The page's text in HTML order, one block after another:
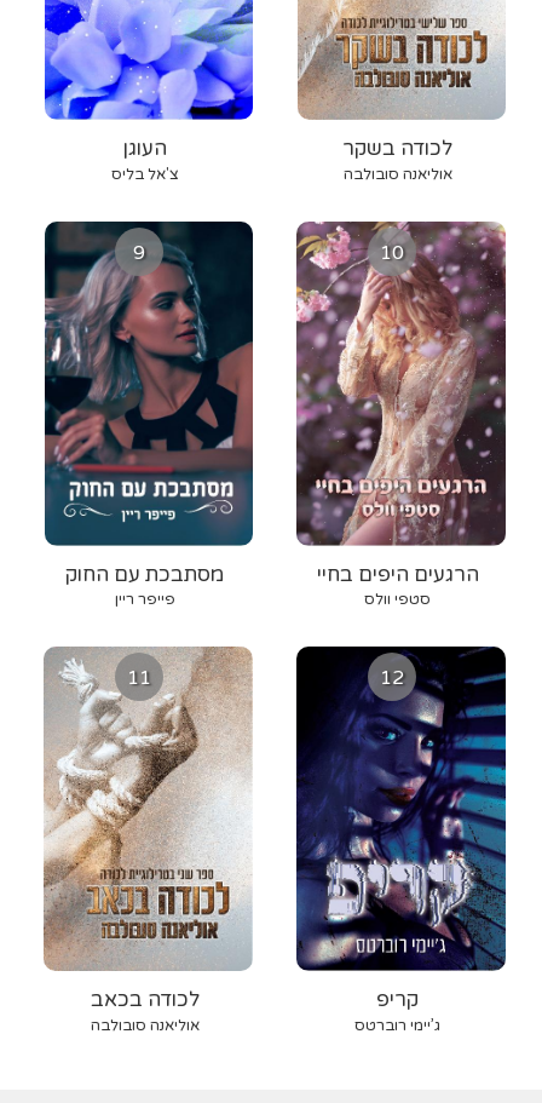
העוגן
צ'אל בליס
לכודה בשקר
אוליאנה סובולבה
9
מסתבכת עם החוק
פייפר ריין
10
הרגעים היפים בחיי
סטפי וולס
11
לכודה בכאב
אוליאנה סובולבה
12
קריפ
ג’יימי רוברטס